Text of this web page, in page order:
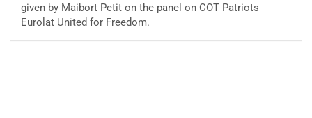
given by Maibort Petit on the panel on COT Patriots
Eurolat United for Freedom.